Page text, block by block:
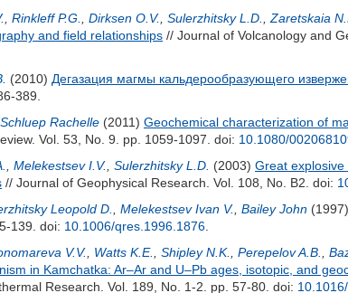
Rinkleff P.G. Dirksen O.V. Sulerzhitsky L.D. Zaretskaia
and field relationships // Journal of Volcanology and
(2010) Дегазация магмы кальдерообразующего
389.
Rachelle (2011) Geochemical characterization of
Vol. 53, No. 9. pp. 1059-1097. doi: 10.1080/
Melekestsev I.V. Sulerzhitsky L.D. (2003) Great
// Journal of Geophysical Research. Vol. 108, No. B2. doi:
Leopold D. Melekestsev Ivan V. Bailey John (1997)
139. doi: 10.1006/qres.1996.1876
V.V. Watts K.E. Shipley N.K. Perepelov A.B.
in Kamchatka: Ar–Ar and U–Pb ages, isotopic, and
Research. Vol. 189, No. 1-2. pp. 57-80. doi: